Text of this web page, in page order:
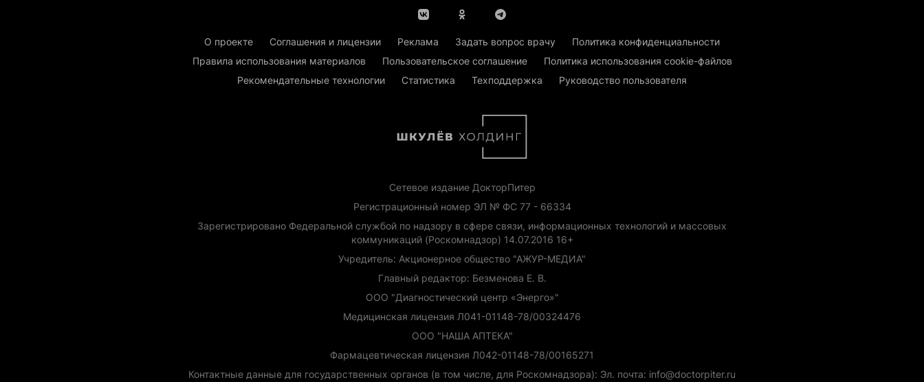
О проекте Соглашения и лицензии Реклама Задать вопрос врачу
Политика конфиденциальности
Правила использования материалов
Пользовательское соглашение
Политика использования cookie-файлов
Рекомендательные технологии
Статистика Техподдержка Руководство пользователя
Сетевое издание ДокторПитер
Регистрационный номер ЭЛ № ФС 77 - 66334
Зарегистрировано Федеральной службой по надзору в сфере связи, информационных технологий и массовых
коммуникаций (Роскомнадзор) 14.07.2016 16+
Учредитель: Акционерное общество "АЖУР-МЕДИА"
Главный редактор: Безменова Е. В.
ООО "Диагностический центр «Энерго»"
Медицинская лицензия Л041-01148-78/00324476
ООО "НАША АПТЕКА"
Фармацевтическая лицензия Л042-01148-78/00165271
Контактные данные для государственных органов (в том числе, для Роскомнадзора): Эл. почта: info@doctorpiter.ru